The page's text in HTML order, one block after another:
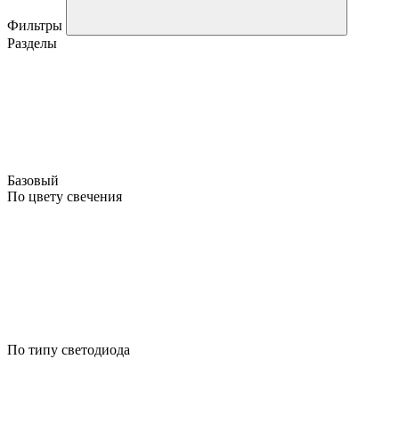
Фильтры
Разделы
Базовый
По цвету свечения
По типу светодиода